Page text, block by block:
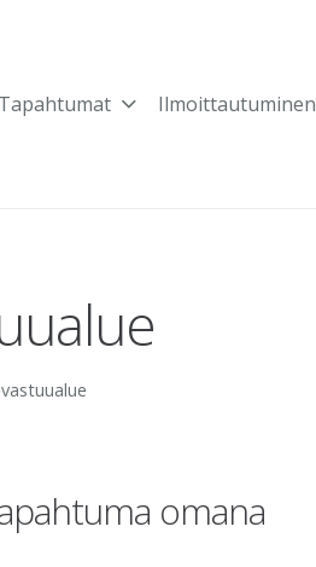
Tapahtumat Ilmoittautuminen
omana